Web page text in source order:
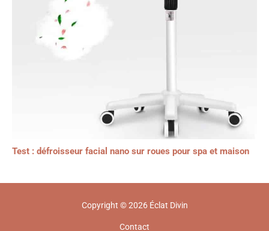
Test : défroisseur facial nano sur roues pour spa et maison
Copyright © 2026 Éclat Divin
Contact